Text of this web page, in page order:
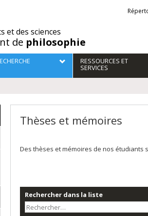
et des sciences
de philosophie
Liens
RESSOURCES ET
SERVICES
Thèses et mémoires
Des thèses et mémoires de nos étudiants
Rechercher dans la liste